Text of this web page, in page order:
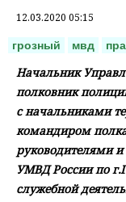
12.03.2020 05:15
грозный мвд
Начальник
полковник
с начальниками
командиром
руководителями
УМВД России по
служебной